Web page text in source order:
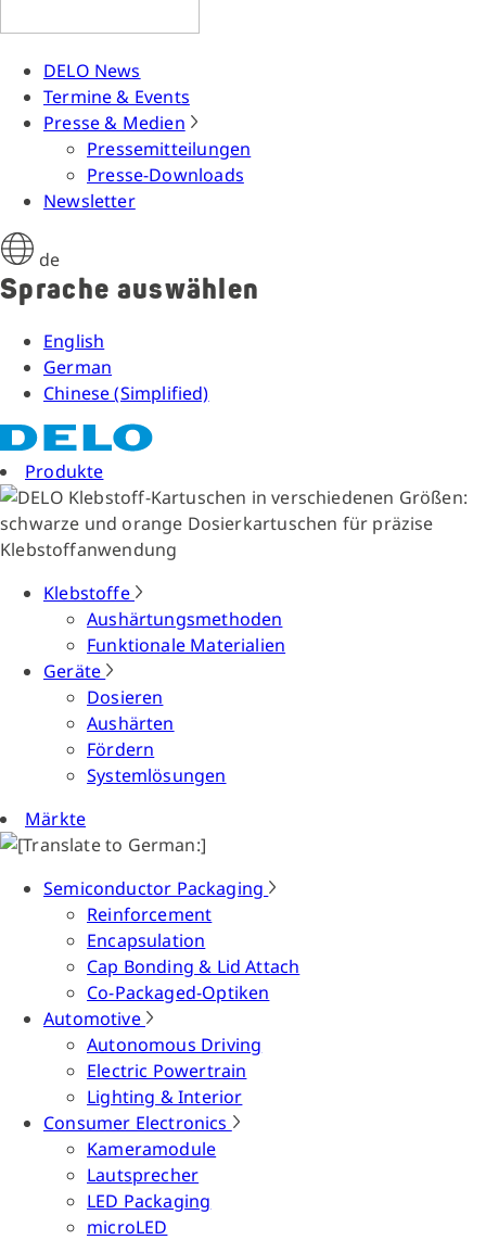
DELO News
Termine & Events
Presse & Medien
Pressemitteilungen
Presse-Downloads
Newsletter
de
Sprache auswählen
English
German
Chinese (Simplified)
Produkte
Klebstoffe
Aushärtungsmethoden
Funktionale Materialien
Geräte
Dosieren
Aushärten
Fördern
Systemlösungen
Märkte
Semiconductor Packaging
Reinforcement
Encapsulation
Cap Bonding & Lid Attach
Co-Packaged-Optiken
Automotive
Autonomous Driving
Electric Powertrain
Lighting & Interior
Consumer Electronics
Kameramodule
Lautsprecher
LED Packaging
microLED